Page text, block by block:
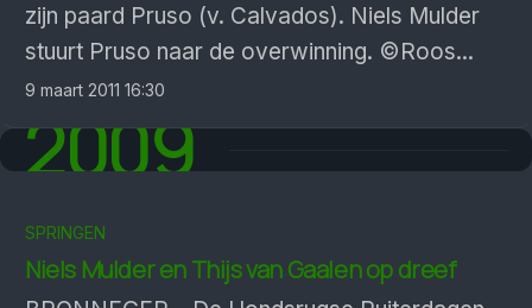
zijn paard Pruso (v. Calvados). Niels Mulder
stuurt Pruso naar de overwinning. ©Roos...
9 maart 2011 16:30
2009
SPRINGEN
Niels Mulder en Thijs van Gaalen op dreef